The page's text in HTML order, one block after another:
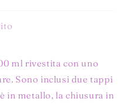
ml rivestita con uno
Sono inclusi due tappi
in metallo, la chiusura in